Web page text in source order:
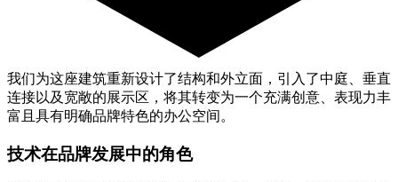
我们为这座建筑重新设计了结构和外立面，引入了中庭、垂直
连接以及宽敞的展示区，将其转变为一个充满创意、表现力丰
富且具有明确品牌特色的办公空间。
技术在品牌发展中的角色